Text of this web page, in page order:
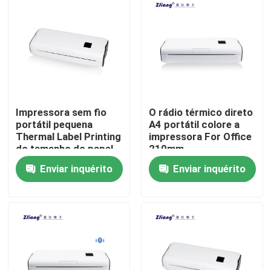
Fábrica
Controle de Qualidade
Fale Conosco
notícias
Impressoras térmicas da posição
impressora do recibo de 58mm
Impressora sem fio
portátil pequena
Thermal Label Printing
do tamanho do papel
A4 para o escritório
domiciliárioEnviar inquérito
O rádio térmico direto
A4 portátil colore a
impressora For Office
210mm
Enviar inquérito